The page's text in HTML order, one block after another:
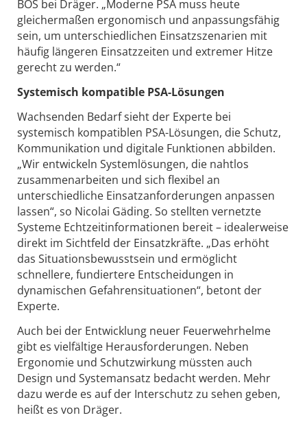
BOS bei Dräger. „Moderne PSA muss heute
gleichermaßen ergonomisch und anpassungsfähig
sein, um unterschiedlichen Einsatzszenarien mit
häufig längeren Einsatzzeiten und extremer Hitze
gerecht zu werden.“
Systemisch kompatible PSA-Lösungen
Wachsenden Bedarf sieht der Experte bei
systemisch kompatiblen PSA-Lösungen, die Schutz,
Kommunikation und digitale Funktionen abbilden.
„Wir entwickeln Systemlösungen, die nahtlos
zusammenarbeiten und sich flexibel an
unterschiedliche Einsatzanforderungen anpassen
lassen“, so Nicolai Gäding. So stellten vernetzte
Systeme Echtzeitinformationen bereit – idealerweise
direkt im Sichtfeld der Einsatzkräfte. „Das erhöht
das Situationsbewusstsein und ermöglicht
schnellere, fundiertere Entscheidungen in
dynamischen Gefahrensituationen“, betont der
Experte.
Auch bei der Entwicklung neuer Feuerwehrhelme
gibt es vielfältige Herausforderungen. Neben
Ergonomie und Schutzwirkung müssten auch
Design und Systemansatz bedacht werden. Mehr
dazu werde es auf der Interschutz zu sehen geben,
heißt es von Dräger.